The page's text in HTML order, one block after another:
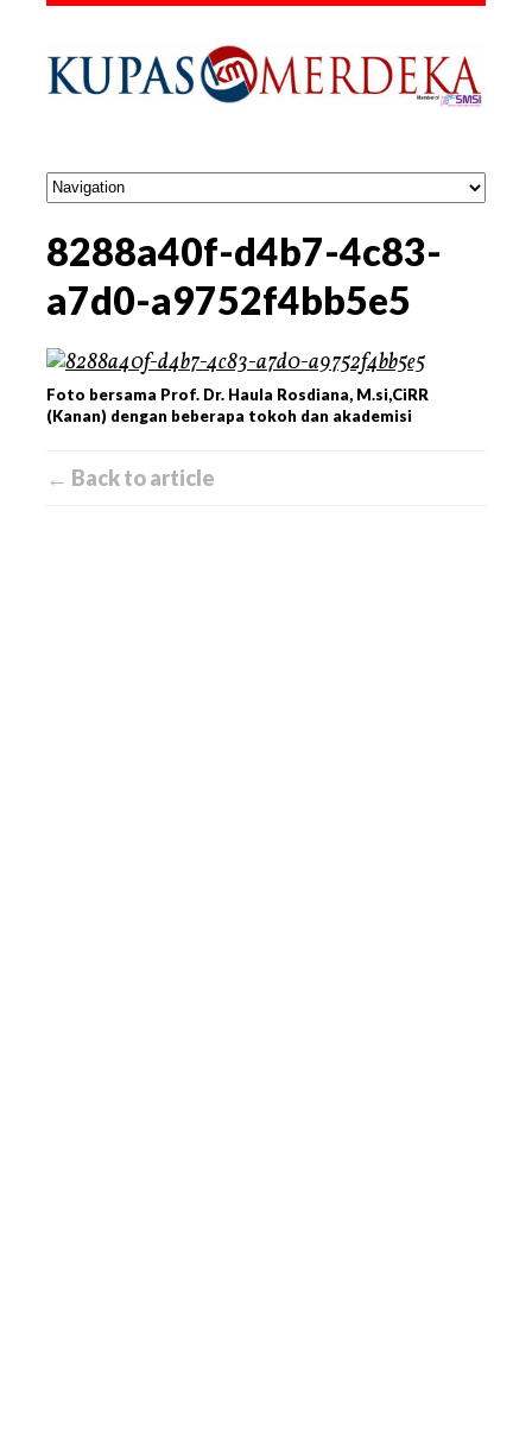
8288a40f-d4b7-4c83-
a7d0-a9752f4bb5e5
Foto bersama Prof. Dr. Haula Rosdiana, M.si,CiRR
(Kanan) dengan beberapa tokoh dan akademisi
← Back to article